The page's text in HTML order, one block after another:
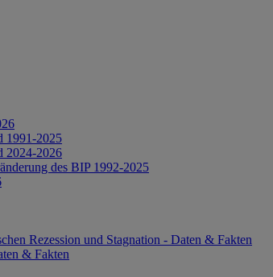
1991-2025
2024-2026
des BIP 1992-2025
Rezession und Stagnation - Daten & Fakten
& Fakten